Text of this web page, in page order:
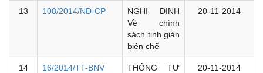
13 108/2014/NĐ-CP
NGHỊ ĐỊNH
Về chính
sách tinh giản
biên chế
20-11-2014
14 16/2014/TT-BNV
THÔNG TƯ
20-11-2014